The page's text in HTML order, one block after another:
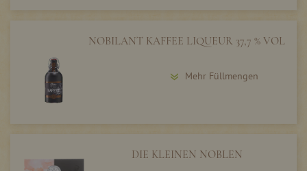
NOBILANT KAFFEE LIQUEUR 37,7 % VOL
Mehr Füllmengen
DIE KLEINEN NOBLEN